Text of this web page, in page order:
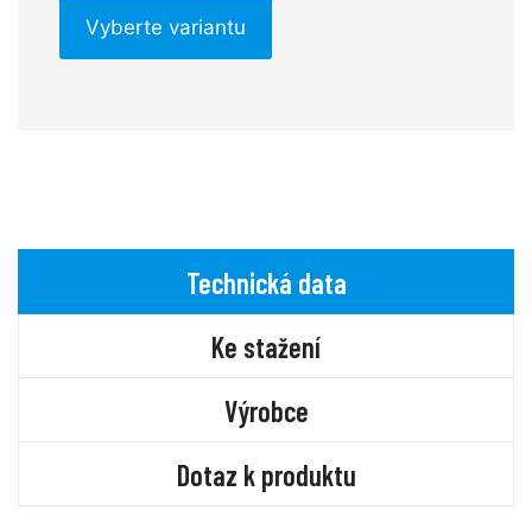
Vyberte variantu
Technická data
Ke stažení
Výrobce
Dotaz k produktu